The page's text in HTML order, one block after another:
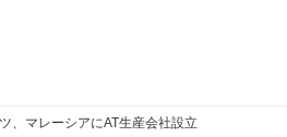
、マレーシアにAT生産会社設立